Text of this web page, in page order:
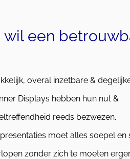
wil een
overal inzetbare &
Displays hebben hun nut &
reeds bezwezen.
moet alles soepel en
zonder zich te moeten